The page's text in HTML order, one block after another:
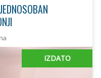
IZDATO